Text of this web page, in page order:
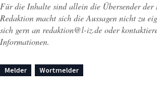
Für die Inhalte sind allein die Übersender
Redaktion macht sich die Aussagen nicht zu
sich gern an redaktion@l-iz.de oder
Informationen.
Melder Wortmelder